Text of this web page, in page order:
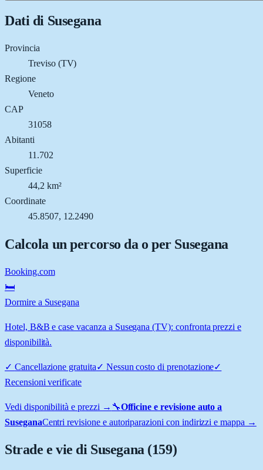
Dati di Susegana
Provincia
Treviso (TV)
Regione
Veneto
CAP
31058
Abitanti
11.702
Superficie
44,2 km²
Coordinate
45.8507, 12.2490
Calcola un percorso da o per Susegana
Booking.com
🛏️
Dormire a Susegana
Hotel, B&B e case vacanza a Susegana (TV): confronta prezzi e
disponibilità.
✓ Cancellazione gratuita✓ Nessun costo di prenotazione✓
Recensioni verificate
Vedi disponibilità e prezzi → 🔧Officine e revisione auto a
SuseganaCentri revisione e autoriparazioni con indirizzi e mappa →
Strade e vie di Susegana (159)